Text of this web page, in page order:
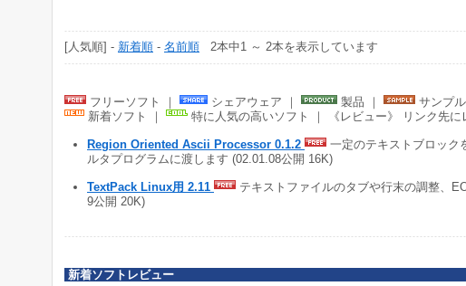
[人気順] - 新着順 - 名前順 2本中1 ～ 2本を表示しています
フリーソフト ｜ シェアウェア ｜ 製品 ｜ サンプ
新着ソフト ｜
特に人気の高いソフト ｜ 《レビュー》 リンク先に
Region Oriented Ascii Processor 0.1.2
一定のテキストブロック
ルタプログラムに渡します (02.01.08公開 16K)
TextPack Linux用 2.11
テキストファイルのタブや行末の調整、
9公開 20K)
新着ソフトレビュー